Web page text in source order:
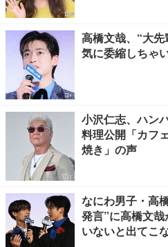
高橋文哉、“大
気に委縮しちゃ
小沢仁志、ハン
料理公開「カフ
焼き」の声
なにわ男子・高
発言”に高橋文
いないと出てこ